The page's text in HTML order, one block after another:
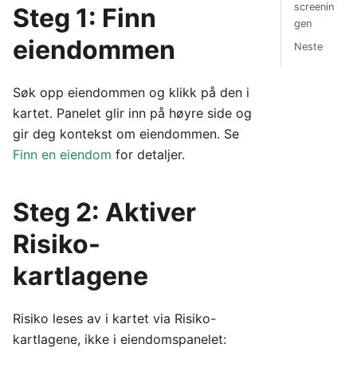
Steg 1: Finn
eiendommen
Søk opp eiendommen og klikk på den i
kartet. Panelet glir inn på høyre side og
gir deg kontekst om eiendommen. Se
Finn en eiendom for detaljer.
Steg 2: Aktiver
Risiko-
kartlagene
Risiko leses av i kartet via Risiko-
kartlagene, ikke i eiendomspanelet:
screenin
gen
Neste